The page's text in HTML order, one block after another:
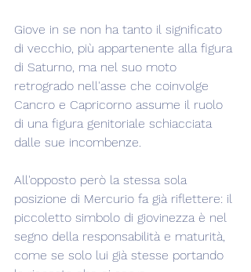
Giove in se non ha tanto il significato
di vecchio, più appartenente alla figura
di Saturno, ma nel suo moto
retrogrado nell'asse che coinvolge
Cancro e Capricorno assume il ruolo
di una figura genitoriale schiacciata
dalle sue incombenze.
All'opposto però la stessa sola
posizione di Mercurio fa già riflettere: il
piccoletto simbolo di giovinezza è nel
segno della responsabilità e maturità,
come se solo lui già stesse portando